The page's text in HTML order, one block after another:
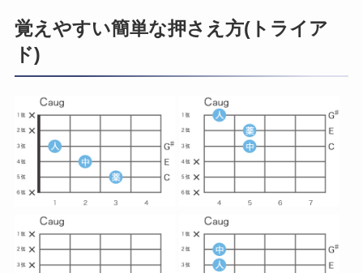
覚えやすい簡単な押さえ方(トライア
ド)